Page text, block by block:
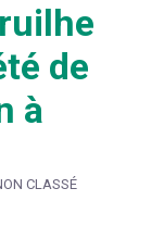
de
à
CLASSÉ